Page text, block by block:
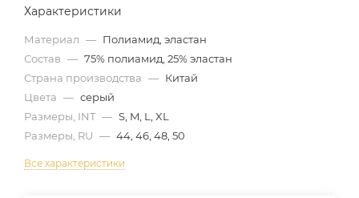
Характеристики
Материал — Полиамид, эластан
Состав — 75% полиамид, 25% эластан
Страна производства — Китай
Цвета — серый
Размеры, INT — S, M, L, XL
Размеры, RU — 44, 46, 48, 50
Все характеристики